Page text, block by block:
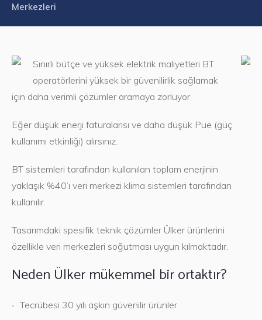
Merkezleri
Sınırlı bütçe ve yüksek elektrik maliyetleri BT
operatörlerini yüksek bir güvenilirlik sağlamak
için daha verimli çözümler aramaya zorluyor
Eğer düşük enerji faturalarısı ve daha düşük Pue (güç
kullanımı etkinliği) alırsınız.
BT sistemleri tarafından kullanılan toplam enerjinin
yaklaşık %40’ı veri merkezi klima sistemleri tarafından
kullanılır.
Tasarımdaki spesifik teknik çözümler Ülker ürünlerini
özellikle veri merkezleri soğutması uygun kılmaktadır.
Neden Ülker mükemmel bir ortaktır?
Tecrübesi 30 yılı aşkın güvenilir ürünler.
Endüstriyel